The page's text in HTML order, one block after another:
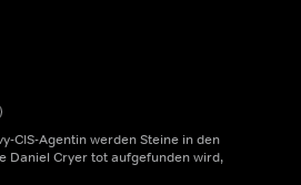
CIS-Agentin werden Steine in den
Daniel Cryer tot aufgefunden wird,